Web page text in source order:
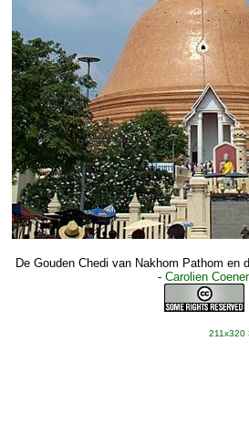
De Gouden Chedi van Nakhom Pathom en
- Carolien
211x320